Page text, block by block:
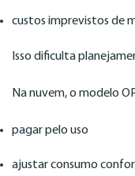
custos imprevistos de
Isso dificulta
Na nuvem, o modelo
pagar pelo uso
ajustar consumo